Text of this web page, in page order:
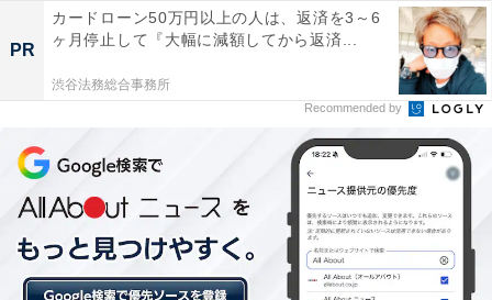
PR
カードローン50万円以上の人は、返済を3～6
ヶ月停止して『大幅に減額してから返済...
渋谷法務総合事務所
Recommended by